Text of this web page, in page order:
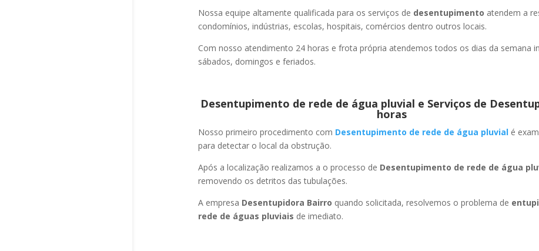
Nossa equipe altamente qualificada para os serviços de desentupimento atendem a
condomínios, indústrias, escolas, hospitais, comércios dentro outros locais.
Com nosso atendimento 24 horas e frota própria atendemos todos os dias da semana
sábados, domingos e feriados.
Desentupimento de rede de água pluvial e Serviços de
horas
Nosso primeiro procedimento com Desentupimento de rede de água pluvialé
para detectar o local da obstrução.
Após a localização realizamos a o processo de Desentupimento de rede de água
removendo os detritos das tubulações.
A empresa Desentupidora Bairro quando solicitada, resolvemos o problema de
rede de águas pluviais de imediato.